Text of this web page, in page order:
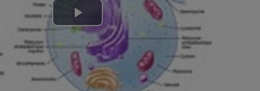
Lire
la
vidéo